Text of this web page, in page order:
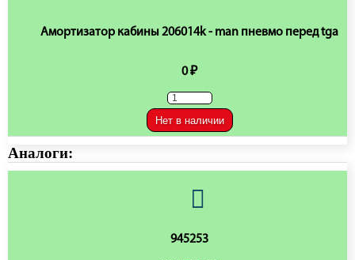
Амортизатор кабины 206014k - man пневмо перед tga
0 ₽
Нет в наличии
Аналоги:
945253